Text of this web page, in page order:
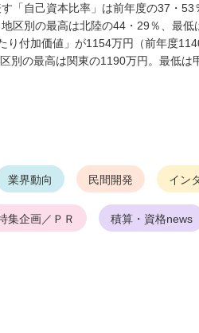
「自己資本比率」は前年度の37・
区別の最高は北陸の44・29％、最低
付加価値」が1154万円（前年度
別の最高は関東の1190万円。最低は
業界動向 民間開発 イン
集企画／ＰＲ 積算・資格news